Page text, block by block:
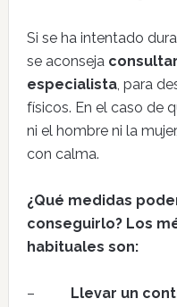
Si se ha intentado
se aconseja
especialista, para
físicos. En el caso de
ni el hombre ni la
con calma.
¿Qué medidas
conseguirlo? Los
habituales son:
–
Llevar un